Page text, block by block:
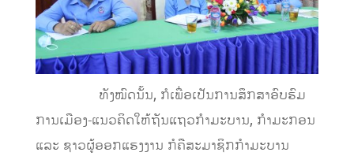
ທັງໝົດນັ້ນ, ກໍເພື່ອເປັນການສຶກສາອົບຮົມ
ການເມືອງ-ແນວຄິດໃຫ້ຖັນແຖວກໍາມະບານ, ກໍາມະກອນ
ແລະ ຊາວຜູ້ອອກແຮງງານ ກໍຄືສະມາຊິກກໍາມະບານ